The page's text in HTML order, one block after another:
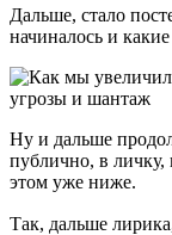
Дальше, стало
начиналось и
Ну и дальше
публично, в
этом уже ниже.
Так, дальше